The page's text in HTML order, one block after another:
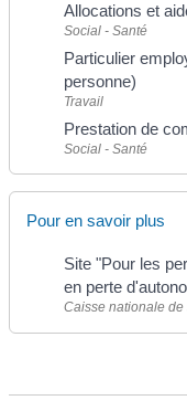
Allocations et
Social - Santé
Particulier
personne)
Travail
Prestation de
Social - Santé
Pour en savoir plus
Site "Pour les
en perte
Caisse nationale